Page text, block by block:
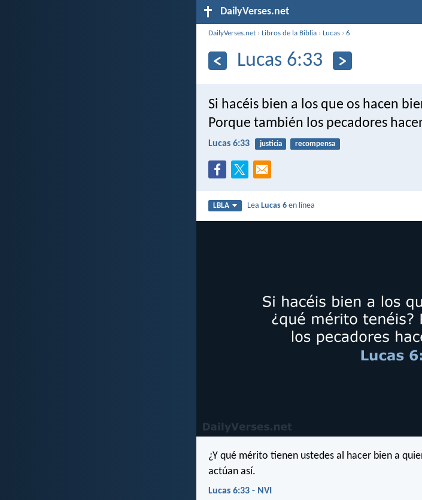
DailyVerses.net
DailyVerses.net ›Libros de la Biblia ›Lucas ›6
Lucas 6:33
Si hacéis bien a los que os hacen
Porque también los pecadores
Lucas 6:33 justicia recompensa
LBLA LeaLucas 6 en línea
¿Y qué mérito tienen ustedes al hacer bien a
actúan así.
Lucas 6:33 - NVI